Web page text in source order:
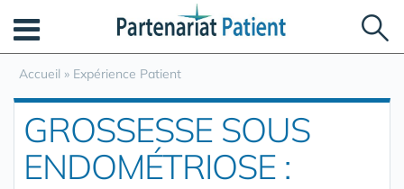
Accueil » Expérience Patient
GROSSESSE SOUS
ENDOMÉTRIOSE :
Panneau de gestion des cookies